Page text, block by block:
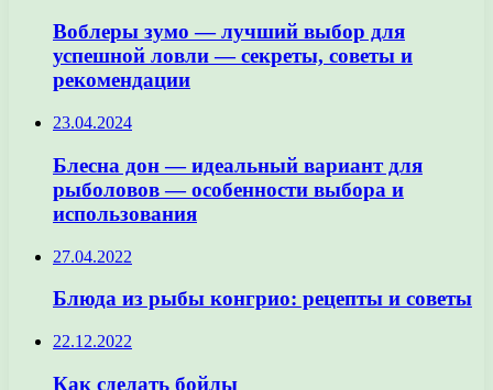
Воблеры зумо — лучший выбор для
успешной ловли — секреты, советы и
рекомендации
23.04.2024
Блесна дон — идеальный вариант для
рыболовов — особенности выбора и
использования
27.04.2022
Блюда из рыбы конгрио: рецепты и советы
22.12.2022
Как сделать бойлы